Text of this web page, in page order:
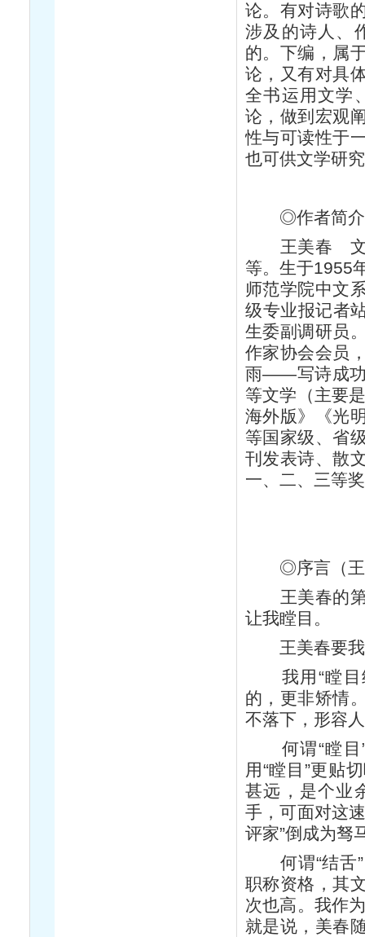
论。有对诗歌
涉及的诗人、
的。下编，属
论，又有对具
全书运用文学
论，做到宏观
性与可读性于
也可供文学研
◎作者简
王美春 文学
等。生于1955
师范学院中文
级专业报记者
生委副调研员
作家协会会员
雨——写诗成功
等文学（主要
海外版》《光
等国家级、省
刊发表诗、散
一、二、三等
◎序言（王
王美春的第
让我瞠目。
王美春要我
我用“瞠目
的，更非矫情
不落下，形容
何谓“瞠目”
用“瞠目”更贴
甚远，是个业
手，可面对这
评家”倒成为驽
何谓“结舌”
职称资格，其
次也高。我作
就是说，美春